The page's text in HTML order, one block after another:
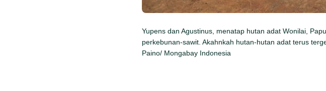
Yupens dan Agustinus, menatap hutan adat Wonilai,
perkebunan-sawit. Akahnkah hutan-hutan adat terus
Paino/ Mongabay Indonesia